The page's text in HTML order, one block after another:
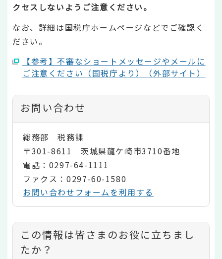
クセスしないようご注意ください。
なお、詳細は国税庁ホームページなどでご確認く
ださい。
【参考】不審なショートメッセージやメールに
ご注意ください（国税庁より）（外部サイト）
お問い合わせ
総務部 税務課
〒301-8611 茨城県龍ケ崎市3710番地
電話：0297-64-1111
ファクス：0297-60-1580
お問い合わせフォームを利用する
コ
ン
この情報は皆さまのお役に立ちまし
たか？